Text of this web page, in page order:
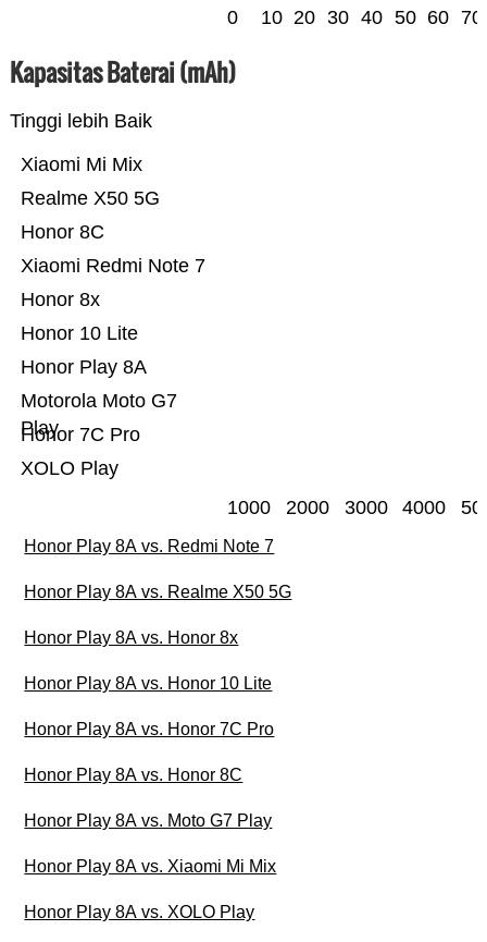
0 10 20 30 40 50 60 70
Kapasitas Baterai (mAh)
Tinggi lebih Baik
XOLO Play
Honor 7C Pro
Motorola Moto G7
Play
Honor Play 8A
Honor 10 Lite
Honor 8x
Xiaomi Redmi Note 7
Honor 8C
Realme X50 5G
Xiaomi Mi Mix
1000 2000 3000 4000
Honor Play 8A vs. Redmi Note 7
Honor Play 8A vs. Realme X50 5G
Honor Play 8A vs. Honor 8x
Honor Play 8A vs. Honor 10 Lite
Honor Play 8A vs. Honor 7C Pro
Honor Play 8A vs. Honor 8C
Honor Play 8A vs. Moto G7 Play
Honor Play 8A vs. Xiaomi Mi Mix
Honor Play 8A vs. XOLO Play